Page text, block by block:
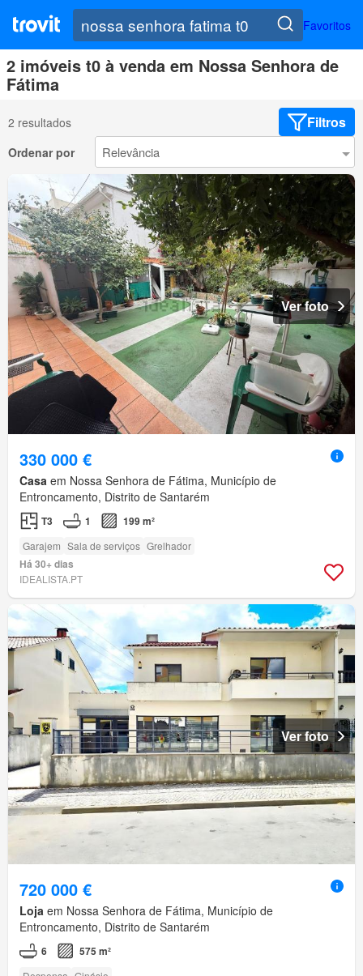
Favoritos
2 imóveis t0 à venda em Nossa Senhora de
Fátima
2 resultados Filtros
Ordenar por
Ver foto
330 000 €
Casa em Nossa Senhora de Fátima, Município de
Entroncamento, Distrito de Santarém
T3 1 199 m²
Garajem Sala de serviços Grelhador
Há 30+ dias
IDEALISTA.PT
Ver foto
720 000 €
Loja em Nossa Senhora de Fátima, Município de
Entroncamento, Distrito de Santarém
6 575 m²